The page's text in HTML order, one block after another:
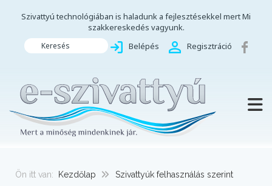
Szivattyú technológiában is haladunk a fejlesztésekkel mert Mi
szakkereskedés vagyunk.
Keresés Belépés Regisztráció
Ön itt van: Kezdőlap
Szivattyúk felhasználás szerint